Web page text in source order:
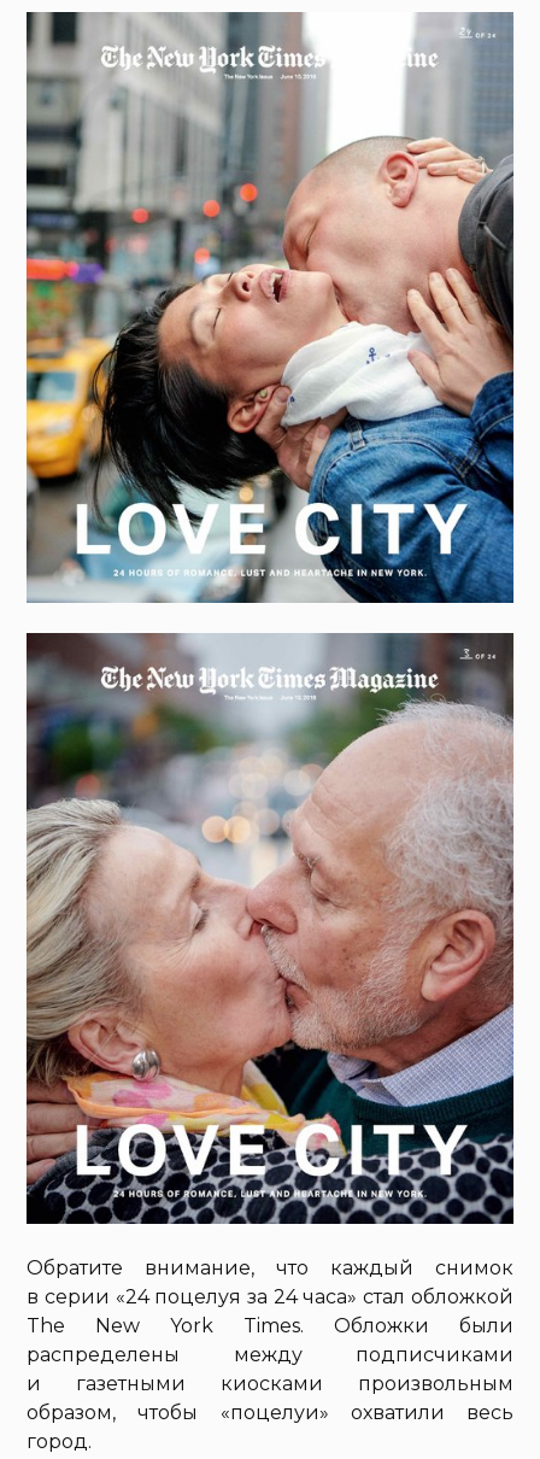
Обратите внимание, что каждый снимок
в серии «24 поцелуя за 24 часа» стал обложкой
The New York Times. Обложки были
распределены между подписчиками
и газетными киосками произвольным
образом, чтобы «поцелуи» охватили весь
город.